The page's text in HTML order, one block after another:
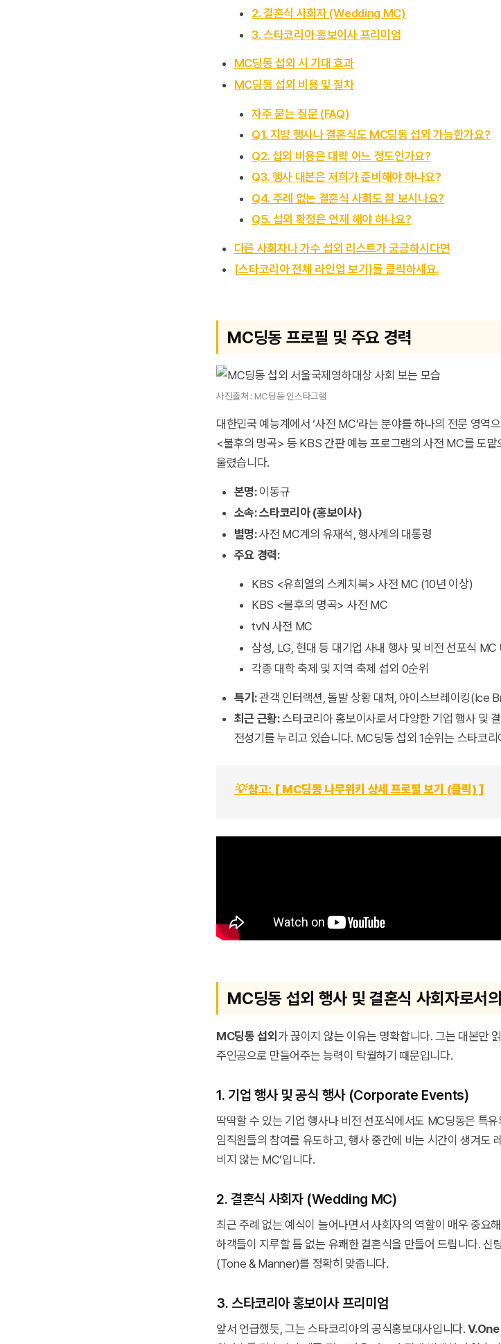
2. 결혼식 사회자 (Wedding MC)
3. 스타코리아 홍보이사 프리미엄
MC딩동 섭외 시 기대 효과
MC딩동 섭외 비용 및 절차
자주 묻는 질문 (FAQ)
Q1. 지방 행사나 결혼식도 MC딩동 섭외 가능한가요?
Q2. 섭외 비용은 대략 어느 정도인가요?
Q3. 행사 대본은 저희가 준비해야 하나요?
Q4. 주례 없는 결혼식 사회도 잘 보시나요?
Q5. 섭외 확정은 언제 해야 하나요?
다른 사회자나 가수 섭외 리스트가 궁금하시다면
[스타코리아 전체 라인업 보기]를 클릭하세요.
MC딩동 프로필 및 주요 경력
사진출처 : MC딩동 인스타그램
대한민국 예능계에서 ‘사전 MC’라는 분야를 하나의 전문 영
<불후의 명곡> 등 KBS 간판 예능 프로그램의 사전 MC를 도
울렸습니다.
본명:이동규
소속:스타코리아 (홍보이사)
별명:사전 MC계의 유재석, 행사계의 대통령
주요 경력:
KBS <유희열의 스케치북> 사전 MC (10년 이상)
KBS <불후의 명곡> 사전 MC
tvN 사전 MC
삼성, LG, 현대 등 대기업 사내 행사 및 비전 선포식 MC
각종 대학 축제 및 지역 축제 섭외 0순위
특기:관객 인터랙션, 돌발 상황 대처, 아이스브레이킹(Ice
최근 근황:스타코리아 홍보이사로서 다양한 기업 행사 및
전성기를 누리고 있습니다. MC딩동 섭외 1순위는 스타코리
💡 참고: [ MC딩동 나무위키 상세 프로필 보기 (클릭) ]
MC딩동 섭외 행사 및 결혼식 사회자로서
MC딩동 섭외 가 끊이지 않는 이유는 명확합니다. 그는 대본만
주인공으로 만들어주는 능력이 탁월하기 때문입니다.
1. 기업 행사 및 공식 행사 (Corporate Events)
딱딱할 수 있는 기업 행사나 비전 선포식에서도 MC딩동은 특
임직원들의 참여를 유도하고, 행사 중간에 비는 시간이 생겨도
비지 않는 MC’입니다.
2. 결혼식 사회자 (Wedding MC)
최근 주례 없는 예식이 늘어나면서 사회자의 역할이 매우 중요
하객들이 지루할 틈 없는 유쾌한 결혼식을 만들어 드립니다. 신
(Tone & Manner)를 정확히 맞춥니다.
3. 스타코리아 홍보이사 프리미엄
앞서 언급했듯, 그는 스타코리아의 공식홍보대사입니다.V.One